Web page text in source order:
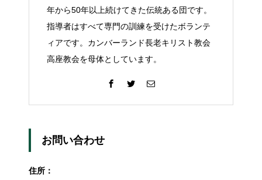
年から50年以上続けてきた伝統ある団です。
指導者はすべて専門の訓練を受けたボランテ
ィアです。カンバーランド長老キリスト教会
高座教会を母体としています。
お問い合わせ
住所：